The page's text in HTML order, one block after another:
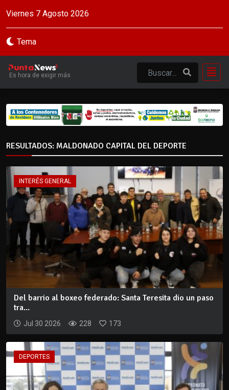
Viernes 7 Agosto 2026
Tema
Es hora de exigir más
RESULTADOS: MALDONADO CAPITAL DEL DEPORTE
INTERÉS GENERAL
Del barrio al boxeo federado: Santa Teresita dio un paso
tra...
Jul 30 2026 228 173
DEPORTES